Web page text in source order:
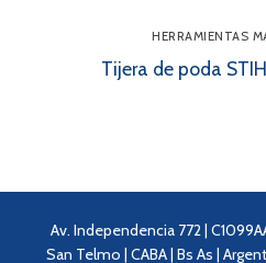
HERRAMIENTAS
Tijera de poda
Av. Independencia 772 |
San Telmo | CABA | Bs As |